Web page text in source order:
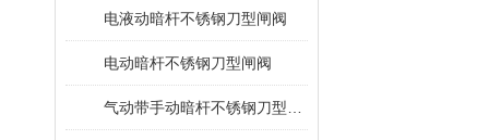
电液动暗杆不锈钢刀型闸阀
电动暗杆不锈钢刀型闸阀